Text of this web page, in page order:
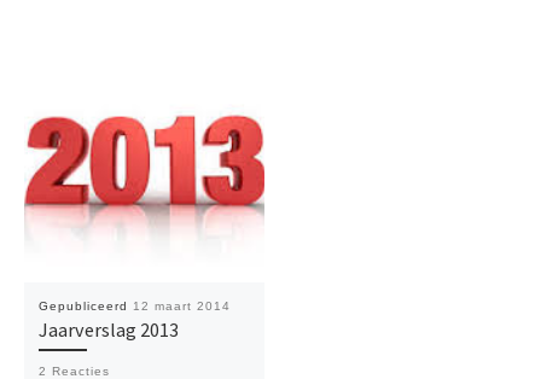
Gepubliceerd 12 maart 2014
Jaarverslag 2013
2 Reacties